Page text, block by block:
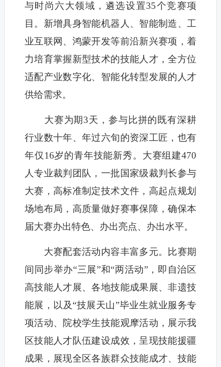
与时尚六大领域，遴选设置35个竞赛项
目。新增具身智能机器人、智能制造、工
业互联网、鸿蒙开发等前沿新兴赛项，着
力培育掌握新型技术的技能人才，全方位
适配产业数字化、智能化转型发展的人才
供给需求。
大赛为期3天，参与比拼的既有深耕
行业数十年、年过六旬的资深工匠，也有
年仅16岁的青年技能新秀。大赛组建470
人专业裁判团队，一批国家级裁判长参与
大赛，高标准制定技术文件，高起点规划
场地布局，高质量做好赛事保障，确保本
届大赛办出特色、办出亮点、办出水平。
大赛配套活动内容丰富多元。比赛期
间同步举办“三展”和“两活动”，即自治区
高技能人才展、各地技能成果展、非遗技
能展，以及“技展天山”毕业生就业服务专
项活动、院校学生技能观摩活动，展示我
区技能人才队伍建设成效，呈现技能援疆
成果，展现全区各族群众技能成才、技能